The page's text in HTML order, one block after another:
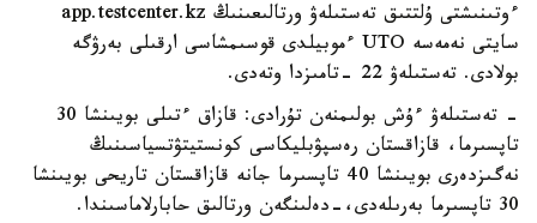
ءوتىنىشتى ۇلتتىق تەستىلەۋ ورتالىعىنىڭ app.testcenter.kz
سايتى نەمەسە UTO ءموبيلدى قوسىمشاسى ارقىلى بەرۋگە
بولادى. تەستىلەۋ 22 -تامىزدا وتەدى.
- تەستىلەۋ ءۇش بولىمنەن تۇرادى: قازاق ءتىلى بويىنشا 30
تاپسىرما، قازاقستان رەسپۋبليكاسى كونستيتۋتسياسىنىڭ
نەگىزدەرى بويىنشا 40 تاپسىرما جانە قازاقستان تاريحى بويىنشا
30 تاپسىرما بەرىلەدى،-دەلىنگەن ورتالىق حابارلاماسىندا.